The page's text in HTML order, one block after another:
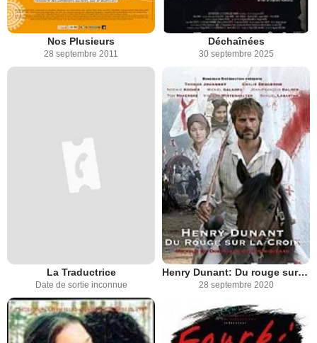
Nos Plusieurs
28 septembre 2011
Déchaînées
30 septembre 2025
La Traductrice
Date de sortie inconnue
Henry Dunant: Du rouge sur la croix
28 septembre 2020